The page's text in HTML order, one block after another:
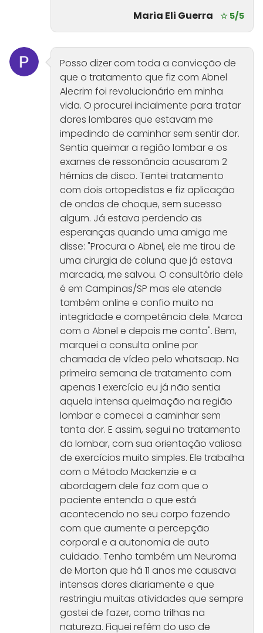
Maria Eli Guerra
☆ 5/5
Posso dizer com toda a convicção de
que o tratamento que fiz com Abnel
Alecrim foi revolucionário em minha
vida. O procurei incialmente para tratar
dores lombares que estavam me
impedindo de caminhar sem sentir dor.
Sentia queimar a região lombar e os
exames de ressonância acusaram 2
hérnias de disco. Tentei tratamento
com dois ortopedistas e fiz aplicação
de ondas de choque, sem sucesso
algum. Já estava perdendo as
esperanças quando uma amiga me
disse: "Procura o Abnel, ele me tirou de
uma cirurgia de coluna que já estava
marcada, me salvou. O consultório dele
é em Campinas/SP mas ele atende
também online e confio muito na
integridade e competência dele. Marca
com o Abnel e depois me conta". Bem,
marquei a consulta online por
chamada de vídeo pelo whatsaap. Na
primeira semana de tratamento com
apenas 1 exercício eu já não sentia
aquela intensa queimação na região
lombar e comecei a caminhar sem
tanta dor. E assim, segui no tratamento
da lombar, com sua orientação valiosa
de exercícios muito simples. Ele trabalha
com o Método Mackenzie e a
abordagem dele faz com que o
paciente entenda o que está
acontecendo no seu corpo fazendo
com que aumente a percepção
corporal e a autonomia de auto
cuidado. Tenho também um Neuroma
de Morton que há 11 anos me causava
intensas dores diariamente e que
restringiu muitas atividades que sempre
gostei de fazer, como trilhas na
natureza. Fiquei refém do uso de